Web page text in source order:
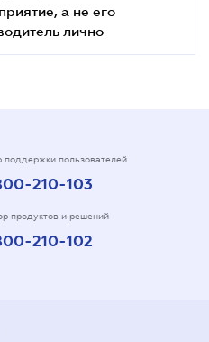
а не его
лично
поддержки пользователей
210-103
продуктов и решений
210-102